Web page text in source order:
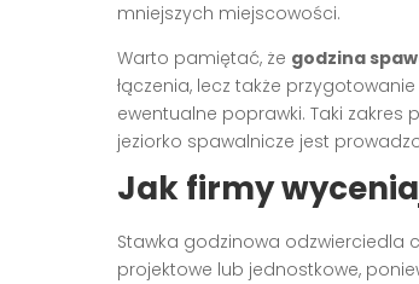
mniejszych miejscowości.
Warto pamiętać, że godzina
łączenia, lecz także
ewentualne poprawki. Taki zakres
jeziorko spawalnicze jest
Jak firmy
Stawka godzinowa odzwierciedla
projektowe lub jednostkowe,